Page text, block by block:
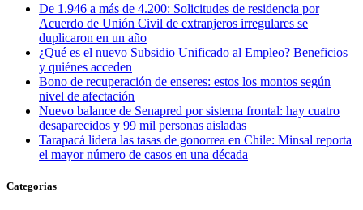
De 1.946 a más de 4.200: Solicitudes de residencia por
Acuerdo de Unión Civil de extranjeros irregulares se
duplicaron en un año
¿Qué es el nuevo Subsidio Unificado al Empleo? Beneficios
y quiénes acceden
Bono de recuperación de enseres: estos los montos según
nivel de afectación
Nuevo balance de Senapred por sistema frontal: hay cuatro
desaparecidos y 99 mil personas aisladas
Tarapacá lidera las tasas de gonorrea en Chile: Minsal reporta
el mayor número de casos en una década
Categorias